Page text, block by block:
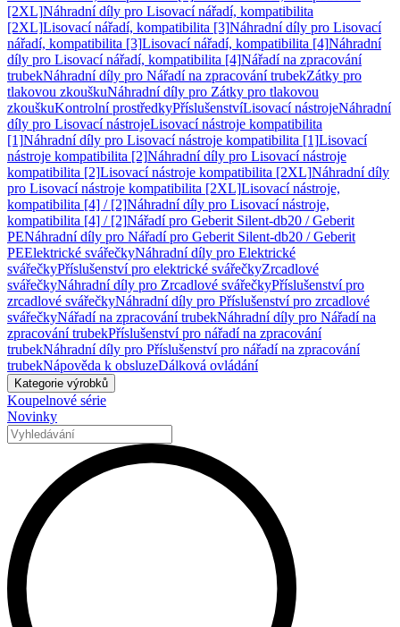
[2XL]Náhradní díly pro Lisovací nářadí, kompatibilita
[2XL]Lisovací nářadí, kompatibilita [3]Náhradní díly pro Lisovací
nářadí, kompatibilita [3]Lisovací nářadí, kompatibilita [4]Náhradní
díly pro Lisovací nářadí, kompatibilita [4]Nářadí na zpracování
trubekNáhradní díly pro Nářadí na zpracování trubekZátky pro
tlakovou zkouškuNáhradní díly pro Zátky pro tlakovou
zkouškuKontrolní prostředkyPříslušenstvíLisovací nástrojeNáhradní
díly pro Lisovací nástrojeLisovací nástroje kompatibilita
[1]Náhradní díly pro Lisovací nástroje kompatibilita [1]Lisovací
nástroje kompatibilita [2]Náhradní díly pro Lisovací nástroje
kompatibilita [2]Lisovací nástroje kompatibilita [2XL]Náhradní díly
pro Lisovací nástroje kompatibilita [2XL]Lisovací nástroje,
kompatibilita [4] / [2]Náhradní díly pro Lisovací nástroje,
kompatibilita [4] / [2]Nářadí pro Geberit Silent-db20 / Geberit
PENáhradní díly pro Nářadí pro Geberit Silent-db20 / Geberit
PEElektrické svářečkyNáhradní díly pro Elektrické
svářečkyPříslušenství pro elektrické svářečkyZrcadlové
svářečkyNáhradní díly pro Zrcadlové svářečkyPříslušenství pro
zrcadlové svářečkyNáhradní díly pro Příslušenství pro zrcadlové
svářečkyNářadí na zpracování trubekNáhradní díly pro Nářadí na
zpracování trubekPříslušenství pro nářadí na zpracování
trubekNáhradní díly pro Příslušenství pro nářadí na zpracování
trubekNápověda k obsluzeDálková ovládání
Kategorie výrobků
Koupelnové série
Novinky